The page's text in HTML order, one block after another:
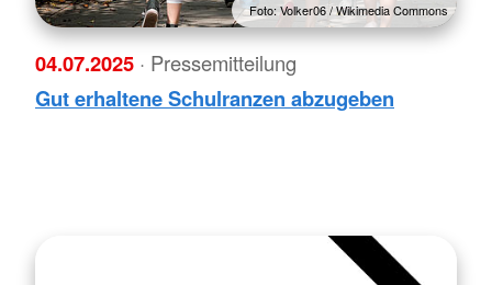
Foto: Volker06 / Wikimedia Commons
04.07.2025 · Pressemitteilung
Gut erhaltene Schulranzen abzugeben